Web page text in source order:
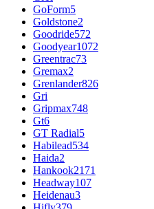
GoForm5
Goldstone2
Goodride572
Goodyear1072
Greentrac73
Gremax2
Grenlander826
Gri
Gripmax748
Gt6
GT Radial5
Habilead534
Haida2
Hankook2171
Headway107
Heidenau3